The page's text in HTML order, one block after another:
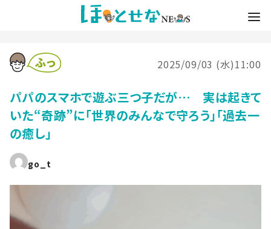
2025/09/03 (水)11:00
パパのスマホで遊ぶ三つ子だが… 実は起きて
いた“奇跡”に「世界のみんなで守ろう」「過去一
の癒し」
go_t